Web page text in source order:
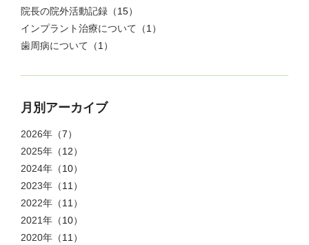
院長の院外活動記録 （15）
インプラント治療について （1）
歯周病について （1）
月別アーカイブ
2026年 （7）
2025年 （12）
2024年 （10）
2023年 （11）
2022年 （11）
2021年 （10）
2020年 （11）